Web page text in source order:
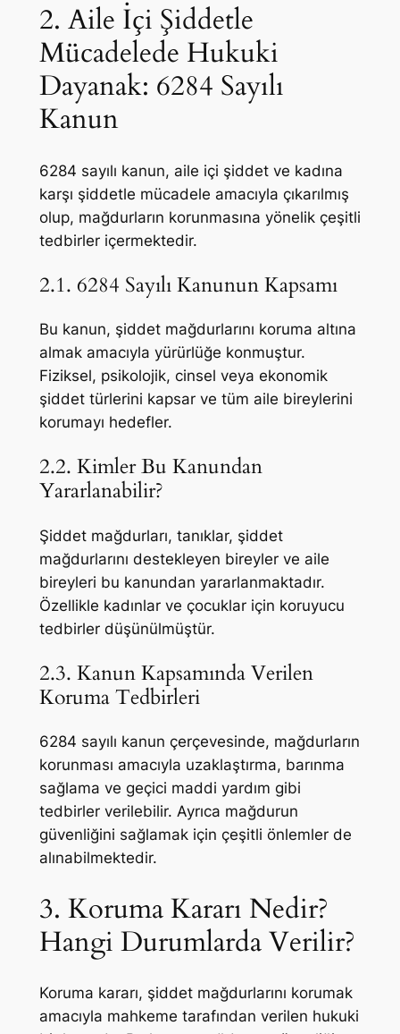
2. Aile İçi Şiddetle
Mücadelede Hukuki
Dayanak: 6284 Sayılı
Kanun
6284 sayılı kanun, aile içi şiddet ve kadına
karşı şiddetle mücadele amacıyla çıkarılmış
olup, mağdurların korunmasına yönelik çeşitli
tedbirler içermektedir.
2.1. 6284 Sayılı Kanunun Kapsamı
Bu kanun, şiddet mağdurlarını koruma altına
almak amacıyla yürürlüğe konmuştur.
Fiziksel, psikolojik, cinsel veya ekonomik
şiddet türlerini kapsar ve tüm aile bireylerini
korumayı hedefler.
2.2. Kimler Bu Kanundan
Yararlanabilir?
Şiddet mağdurları, tanıklar, şiddet
mağdurlarını destekleyen bireyler ve aile
bireyleri bu kanundan yararlanmaktadır.
Özellikle kadınlar ve çocuklar için koruyucu
tedbirler düşünülmüştür.
2.3. Kanun Kapsamında Verilen
Koruma Tedbirleri
6284 sayılı kanun çerçevesinde, mağdurların
korunması amacıyla uzaklaştırma, barınma
sağlama ve geçici maddi yardım gibi
tedbirler verilebilir. Ayrıca mağdurun
güvenliğini sağlamak için çeşitli önlemler de
alınabilmektedir.
3. Koruma Kararı Nedir?
Hangi Durumlarda Verilir?
Koruma kararı, şiddet mağdurlarını korumak
amacıyla mahkeme tarafından verilen hukuki